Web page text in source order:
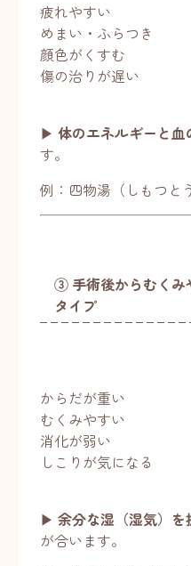
疲れやすい
めまい・ふらつき
顔色がくすむ
傷の治りが遅い
▶︎ 体のエネルギーと
す。
例：四物湯（しもつと
③ 手術後からむくみ
タイプ
からだが重い
むくみやすい
消化が弱い
しこりが気になる
▶︎ 余分な湿（湿気）
が合います。